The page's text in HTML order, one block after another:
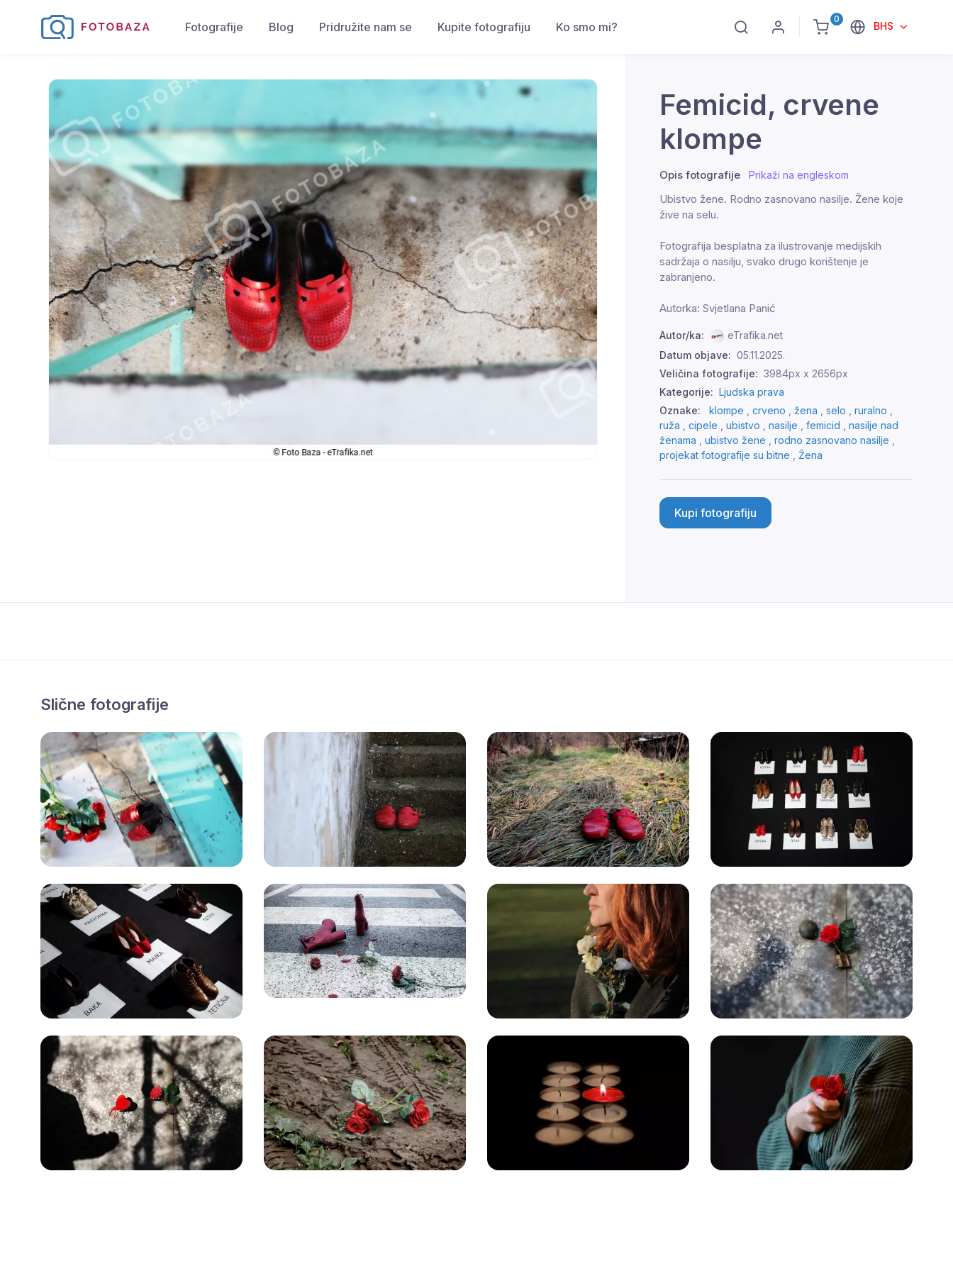
0
BHS
Fotografije Blog Pridružite nam se Kupite fotografiju Ko smo mi?
Femicid, crvene
klompe
Opis fotografije Prikaži na engleskom
Ubistvo žene. Rodno zasnovano nasilje. Žene koje
žive na selu.
Fotografija besplatna za ilustrovanje medijskih
sadržaja o nasilju, svako drugo korištenje je
zabranjeno.
Autorka: Svjetlana Panić
Autor/ka:
eTrafika.net
Datum objave: 05.11.2025.
Veličina fotografije: 3984px x 2656px
Kategorije: Ljudska prava
Oznake:
klompe , crveno , žena , selo , ruralno ,
ruža , cipele , ubistvo , nasilje , femicid , nasilje nad
ženama , ubistvo žene , rodno zasnovano nasilje ,
projekat fotografije su bitne , Žena
Kupi fotografiju
Slične fotografije